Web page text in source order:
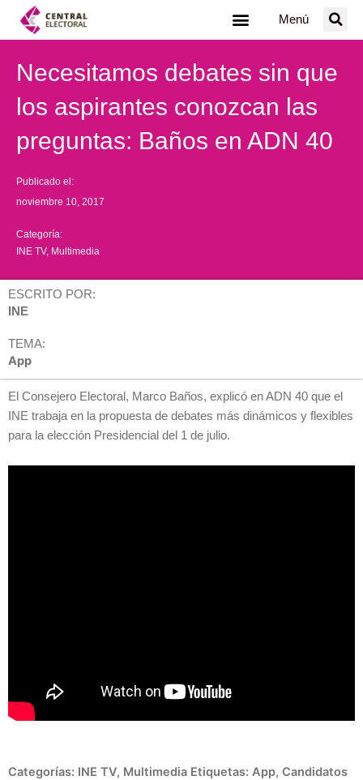
Menú
Necesitamos debates sin que
los aspirantes conozcan las
preguntas: Baños en ADN 40
Publicado el:
noviembre 10, 2017
Categoría:
INE TV, Multimedia
ESCRITO POR:
INE
TEMA:
App
El Consejero Electoral, Marco Baños, explicó en ADN 40 que el
INE trabaja en la propuesta de debates más dinámicos y flexibles
para la elección Presidencial del 1 de julio.
Categorías: INE TV, Multimedia Etiquetas: App, Candidatos